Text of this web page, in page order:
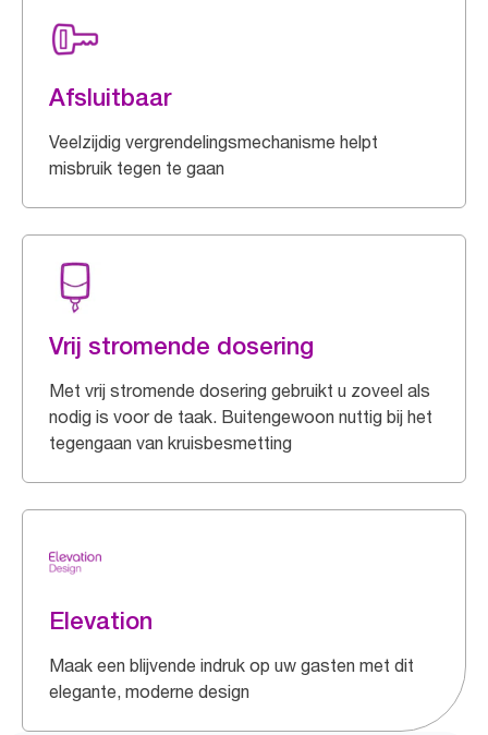
Afsluitbaar
Veelzijdig vergrendelingsmechanisme helpt
misbruik tegen te gaan
Vrij stromende dosering
Met vrij stromende dosering gebruikt u zoveel als
nodig is voor de taak. Buitengewoon nuttig bij het
tegengaan van kruisbesmetting
Elevation
Maak een blijvende indruk op uw gasten met dit
elegante, moderne design